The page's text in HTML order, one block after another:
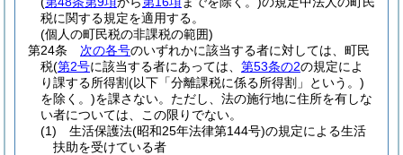
税に関する規定を適用する。
(個人の町民税の非課税の範囲)
第24条
次の各号のいずれかに該当する者に対しては、町民
税(第2号に該当する者にあっては、 第53条の2の規定によ
り課する所得割(以下「分離課税に係る所得割」という。)
を除く。)を課さない。 ただし、法の施行地に住所を有しな
い者については、この限りでない。
(1)
生活保護法(昭和25年法律第144号)の規定による生活
扶助を受けている者